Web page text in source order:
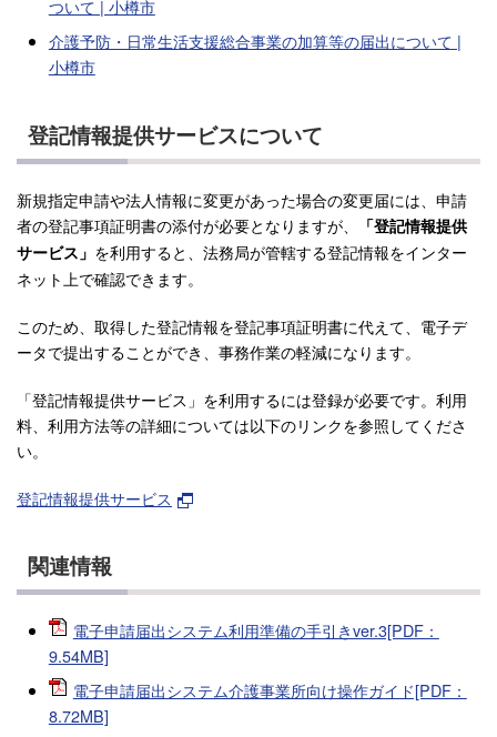
ついて | 小樽市
介護予防・日常生活支援総合事業の加算等の届出について |
小樽市
登記情報提供サービスについて
新規指定申請や法人情報に変更があった場合の変更届には、申請
者の登記事項証明書の添付が必要となりますが、
「登記情報提供
サービス」 を利用すると、法務局が管轄する登記情報をインター
ネット上で確認できます。
このため、取得した登記情報を登記事項証明書に代えて、電子デ
ータで提出することができ、事務作業の軽減になります。
「登記情報提供サービス」を利用するには登録が必要です。利用
料、利用方法等の詳細については以下のリンクを参照してくださ
い。
登記情報提供サービス
関連情報
電子申請届出システム利用準備の手引きver.3[PDF：
9.54MB]
電子申請届出システム介護事業所向け操作ガイド[PDF：
8.72MB]